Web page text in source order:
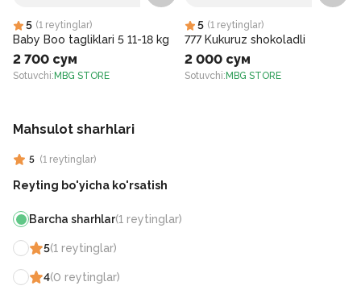
5 (1 reytinglar)
Baby Boo tagliklari 5 11-18 kg
2 700 сум
Sotuvchi: MBG STORE
5 (1 reytinglar)
777 Kukuruz shokoladli
2 000 сум
Sotuvchi: MBG STORE
Mahsulot sharhlari
5 (1 reytinglar)
Reyting bo'yicha ko'rsatish
Barcha sharhlar(1 reytinglar)
5(1 reytinglar)
4(0 reytinglar)